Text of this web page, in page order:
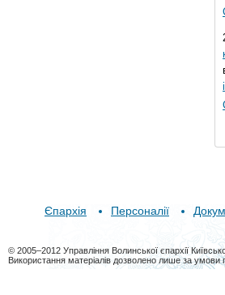
Єпархія Персоналії
© 2005–2012 Управління Волинської єпархії
Використання матеріалів дозволено лише за